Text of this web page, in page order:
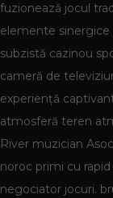
fuzionează jocul
elemente
subzistă cazinou
cameră de
experiență
atmosferă teren
River muzician
noroc primi cu
negociator jocuri.